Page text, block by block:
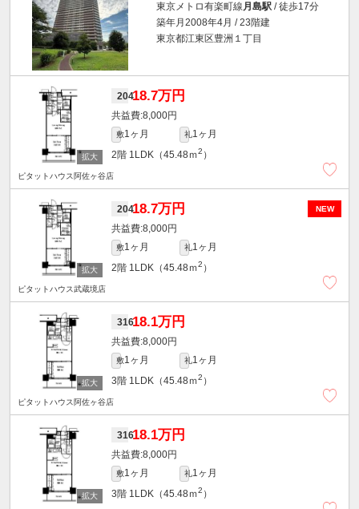
東京メトロ有楽町線月島駅 / 徒歩17分
築年月2008年4月 / 23階建
東京都江東区豊洲１丁目
20418.7万円
8,000円
敷1ヶ月 礼1ヶ月
2階 1LDK（45.48ｍ2 ）
ピタットハウス阿佐ヶ谷店
NEW
20418.7万円
8,000円
敷1ヶ月 礼1ヶ月
2階 1LDK（45.48ｍ2 ）
ピタットハウス武蔵境店
31618.1万円
8,000円
敷1ヶ月 礼1ヶ月
3階 1LDK（45.48ｍ2 ）
ピタットハウス阿佐ヶ谷店
31618.1万円
8,000円
敷1ヶ月 礼1ヶ月
3階 1LDK（45.48ｍ2 ）